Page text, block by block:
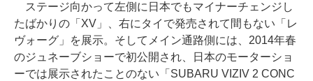
ステージ向かって左側に日本でもマイナーチェンジし
たばかりの「XV」、右にタイで発売されて間もない「レ
ヴォーグ」を展示。そしてメイン通路側には、2014年春
のジュネーブショーで初公開され、日本のモーターショ
ーでは展示されたことのない「SUBARU VIZIV 2 CONC